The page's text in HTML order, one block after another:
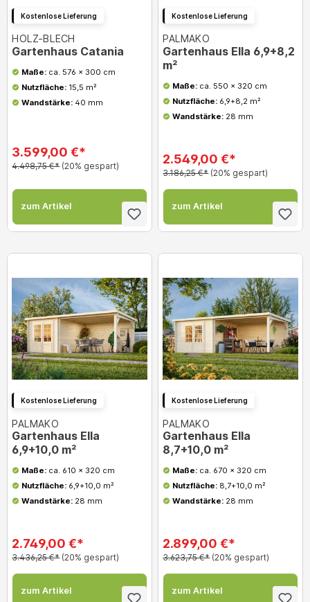
Kostenlose Lieferung
HOLZ-BLECH
Gartenhaus Catania
Maße: ca. 576 x 300 cm
Nutzfläche: 15,5 m²
Wandstärke:40 mm
3.599,00 €*
4.498,75 €* (20% gespart)
zum Artikel
Kostenlose Lieferung
PALMAKO
Gartenhaus Ella 6,9+8,2
m²
Maße: ca. 550 x 320 cm
Nutzfläche: 6,9+8,2 m²
Wandstärke: 28 mm
2.549,00 €*
3.186,25 €* (20% gespart)
zum Artikel
Kostenlose Lieferung
PALMAKO
Gartenhaus Ella
6,9+10,0 m²
Maße: ca. 610 x 320 cm
Nutzfläche:6,9+10,0 m²
Wandstärke: 28 mm
2.749,00 €*
3.436,25 €* (20% gespart)
zum Artikel
Kostenlose Lieferung
PALMAKO
Gartenhaus Ella
8,7+10,0 m²
Maße: ca. 670 x 320 cm
Nutzfläche:8,7+10,0 m²
Wandstärke: 28 mm
2.899,00 €*
3.623,75 €* (20% gespart)
zum Artikel